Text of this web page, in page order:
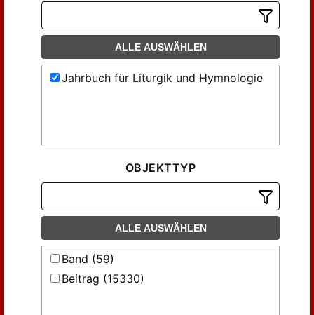
ALLE AUSWÄHLEN
Jahrbuch für Liturgik und Hymnologie
OBJEKTTYP
ALLE AUSWÄHLEN
Band (59)
Beitrag (15330)